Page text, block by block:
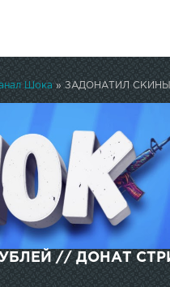
Шока» ЗАДОНАТИЛ СКИНЫ
// ДОНАТ